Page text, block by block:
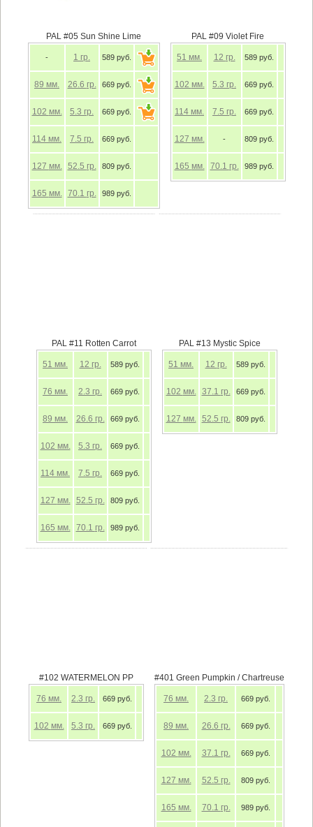
PAL #05 Sun Shine Lime
- 1 гр. 589 руб.
89 мм. 26.6 гр. 669 руб.
102 мм. 5.3 гр. 669 руб.
114 мм. 7.5 гр. 669 руб.
127 мм. 52.5 гр. 809 руб.
165 мм. 70.1 гр. 989 руб.
PAL #09 Violet Fire
51 мм. 12 гр. 589 руб.
102 мм. 5.3 гр. 669 руб.
114 мм. 7.5 гр. 669 руб.
127 мм. - 809 руб.
165 мм. 70.1 гр. 989 руб.
PAL #11 Rotten Carrot
51 мм. 12 гр. 589 руб.
76 мм. 2.3 гр. 669 руб.
89 мм. 26.6 гр. 669 руб.
102 мм. 5.3 гр. 669 руб.
114 мм. 7.5 гр. 669 руб.
127 мм. 52.5 гр. 809 руб.
165 мм. 70.1 гр. 989 руб.
PAL #13 Mystic Spice
51 мм. 12 гр. 589 руб.
102 мм. 37.1 гр. 669 руб.
127 мм. 52.5 гр. 809 руб.
#102 WATERMELON PP
76 мм. 2.3 гр. 669 руб.
102 мм. 5.3 гр. 669 руб.
#401 Green Pumpkin / Chartreuse
76 мм. 2.3 гр. 669 руб.
89 мм. 26.6 гр. 669 руб.
102 мм. 37.1 гр. 669 руб.
127 мм. 52.5 гр. 809 руб.
165 мм. 70.1 гр. 989 руб.